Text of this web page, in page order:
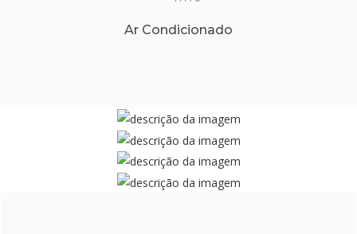
Ar Condicionado